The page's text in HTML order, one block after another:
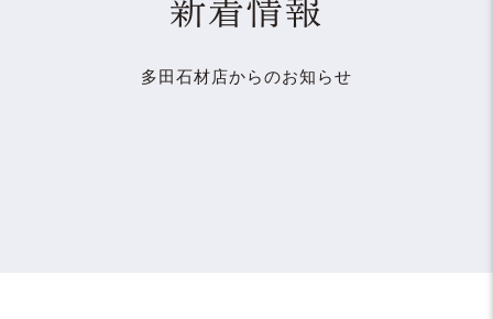
新着情報
多田石材店からのお知らせ